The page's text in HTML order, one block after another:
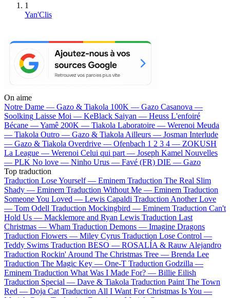
1
Yan'Clis
On aime
Notre Dame — Gazo & Tiakola 100K — Gazo Casanova —
Soolking Laisse Moi — KeBlack Saiyan — Heuss L'enfoiré
Bécane —Yamê 200K — Tiakola Laboratoire — Werenoi Meuda
— Tiakola Outro — Gazo & Tiakola Ailleurs — Josman Interlude
— Gazo & Tiakola Overdrive — Ofenbach 1 2 3 4 — ZOKUSH
La League — Werenoi Celui qui part — Joseph Kamel Nouvelles
— PLK No love — Ninho Urus — Favé (FR) DIE — Gazo
Top traduction
Traduction Lose Yourself — Eminem Traduction The Real Slim
Shady — Eminem Traduction Without Me — Eminem Traduction
Someone You Loved — Lewis Capaldi Traduction Another Love
— Tom Odell Traduction Mockingbird — Eminem Traduction Can't
Hold Us — Macklemore and Ryan Lewis Traduction Last
Christmas — Wham Traduction Demons — Imagine Dragons
Traduction Flowers — Miley Cyrus Traduction Lose Control —
Teddy Swims Traduction BESO — ROSALÍA & Rauw Alejandro
Traduction Rockin' Around The Christmas Tree — Brenda Lee
Traduction The Magic Key — One-T Traduction Godzilla —
Eminem Traduction What Was I Made For? — Billie Eilish
Traduction Special — Dave & Tiakola Traduction Paint The Town
Red — Doja Cat Traduction All I Want For Christmas Is You —